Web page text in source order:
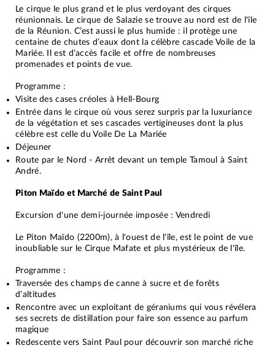
Le cirque le plus grand et le plus verdoyant des cirques
réunionnais. Le cirque de Salazie se trouve au nord est de l'île
de la Réunion. C’est aussi le plus humide : il protège une
centaine de chutes d’eaux dont la célèbre cascade Voile de la
Mariée. Il est d’accès facile et offre de nombreuses
promenades et points de vue.
Programme :
Visite des cases créoles à Hell-Bourg
Entrée dans le cirque où vous serez surpris par la luxuriance
de la végétation et ses cascades vertigineuses dont la plus
célèbre est celle du Voile De La Mariée
Déjeuner
Route par le Nord - Arrêt devant un temple Tamoul à Saint
André.
Piton Maïdo et Marché de Saint Paul
Excursion d'une demi-journée imposée : Vendredi
Le Piton Maïdo (2200m), à l'ouest de l'île, est le point de vue
inoubliable sur le Cirque Mafate et plus mystérieux de l'île.
Programme :
Traversée des champs de canne à sucre et de forêts
d'altitudes
Rencontre avec un exploitant de géraniums qui vous révélera
ses secrets de distillation pour faire son essence au parfum
magique
Redescente vers Saint Paul pour découvrir son marché riche